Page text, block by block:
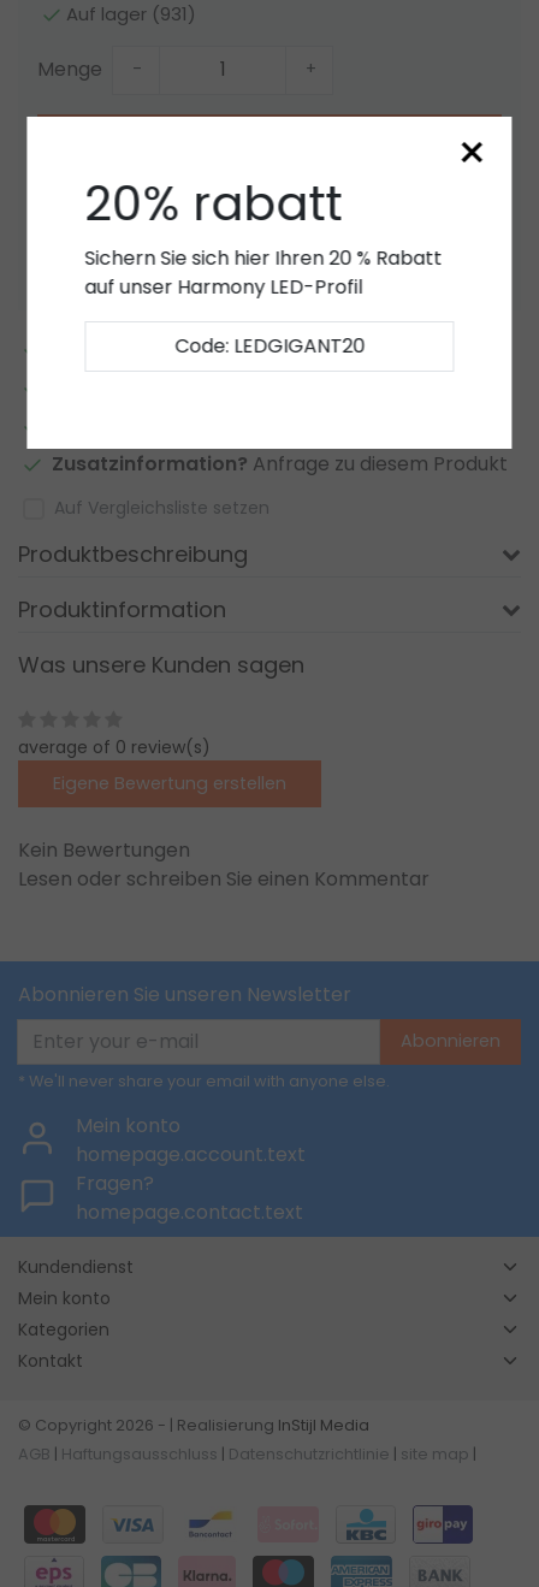
Auf lager (931)
Menge - +
Angebot
Zur Wunschliste hinzufügen
2 bis 7 JahreGarantie*
Zusatzinformation? Anfrage zu diesem Produkt
Auf Vergleichsliste setzen
Produktbeschreibung
Produktinformation
Was unsere Kunden sagen
average of 0 review(s)
Eigene Bewertung erstellen
Kein Bewertungen
Lesen oder schreiben Sie einen Kommentar
Abonnieren Sie unseren Newsletter
Abonnieren
* We'll never share your email with anyone else.
Mein konto
homepage.account.text
Fragen?
homepage.contact.text
Kundendienst
Mein konto
Kategorien
Kontakt
© Copyright 2026 - | Realisierung InStijl Media
AGB
Haftungsausschluss Datenschutzrichtlinie site map
×
20% rabatt
Sichern Sie sich hier Ihren 20 % Rabatt
auf unser Harmony LED-Profil
Code: LEDGIGANT20